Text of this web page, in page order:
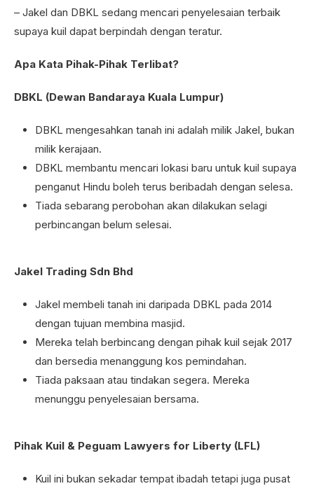
– Jakel dan DBKL sedang mencari penyelesaian terbaik
supaya kuil dapat berpindah dengan teratur.
Apa Kata Pihak-Pihak Terlibat?
DBKL (Dewan Bandaraya Kuala Lumpur)
DBKL mengesahkan tanah ini adalah milik Jakel, bukan
milik kerajaan.
DBKL membantu mencari lokasi baru untuk kuil supaya
penganut Hindu boleh terus beribadah dengan selesa.
Tiada sebarang perobohan akan dilakukan selagi
perbincangan belum selesai.
Jakel Trading Sdn Bhd
Jakel membeli tanah ini daripada DBKL pada 2014
dengan tujuan membina masjid.
Mereka telah berbincang dengan pihak kuil sejak 2017
dan bersedia menanggung kos pemindahan.
Tiada paksaan atau tindakan segera. Mereka
menunggu penyelesaian bersama.
Pihak Kuil & Peguam Lawyers for Liberty (LFL)
Kuil ini bukan sekadar tempat ibadah tetapi juga pusat